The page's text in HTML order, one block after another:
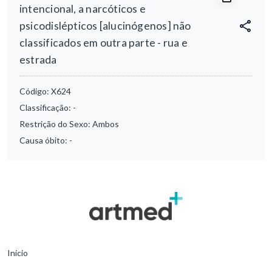
intencional, a narcóticos e
psicodislépticos [alucinógenos] não
classificados em outra parte - rua e
estrada
Código: X624
Classificação: -
Restrição do Sexo: Ambos
Causa óbito: -
Início